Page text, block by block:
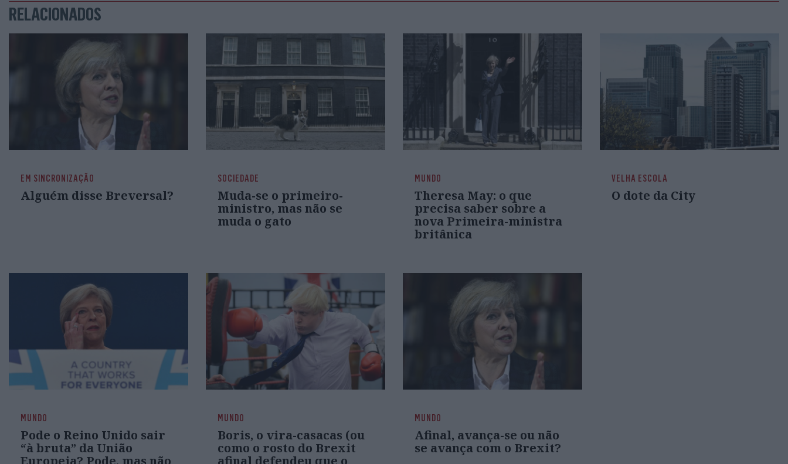
RELACIONADOS
EM SINCRONIZAÇÃO
Alguém disse Breversal?
SOCIEDADE
Muda-se o primeiro-
ministro, mas não se
muda o gato
MUNDO
Theresa May: o que
precisa saber sobre a
nova Primeira-ministra
britânica
VELHA ESCOLA
O dote da City
MUNDO
Pode o Reino Unido sair
“à bruta” da União
MUNDO
Boris, o vira-casacas (ou
como o rosto do Brexit
MUNDO
Afinal, avança-se ou não
se avança com o Brexit?